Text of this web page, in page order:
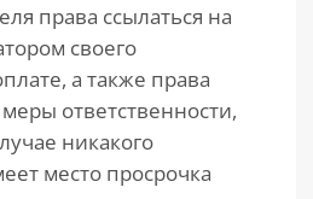
права ссылаться на
своего
а также права
ответственности,
никакого
место просрочка